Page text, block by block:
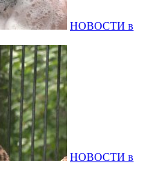
НОВОСТИ в
НОВОСТИ в